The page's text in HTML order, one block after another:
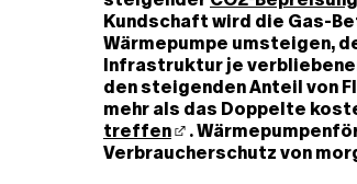
Kundschaft wird die Gas-
Wärmepumpe umsteigen,
Infrastruktur je
den steigenden Anteil von
mehr als das Doppelte
treffen
.
Verbraucherschutz von